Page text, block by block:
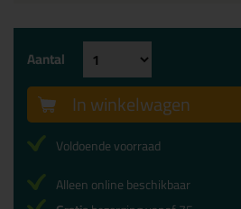
Aantal
In winkelwagen
Voldoende voorraad
Alleen online beschikbaar